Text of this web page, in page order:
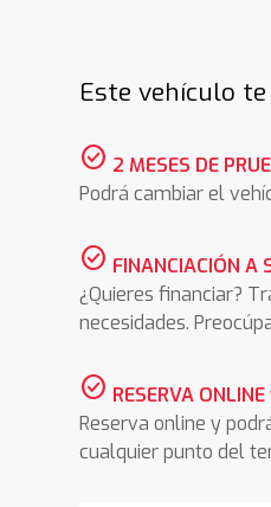
Este vehículo
check_circle 2 MESES DE
Podrá cambiar el
check_circle FINANCIACIÓN A
¿Quieres financiar?
necesidades.
check_circle RESERVA
Reserva online y
cualquier punto del